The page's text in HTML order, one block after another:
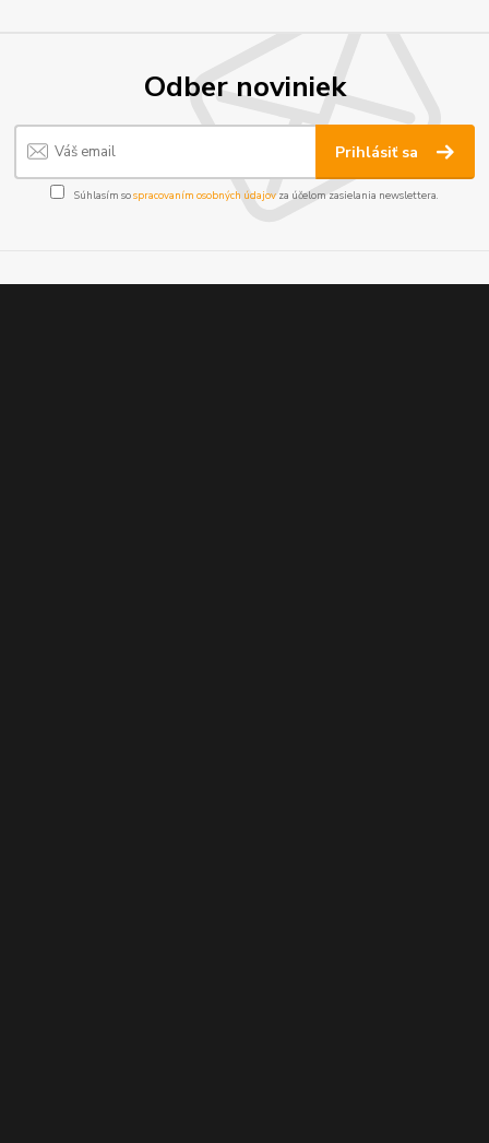
Odber noviniek
Prihlásiť sa
Súhlasím sospracovaním osobných údajov za účelom zasielania newslettera.